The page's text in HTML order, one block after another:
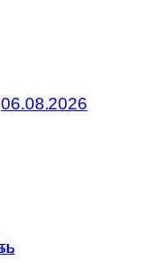
06.08.2026